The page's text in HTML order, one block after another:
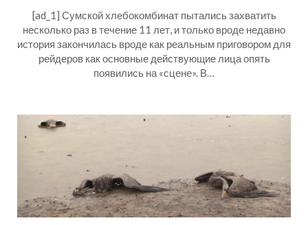
[ad_1] Сумской хлебокомбинат пытались захватить
несколько раз в течение 11 лет, и только вроде недавно
история закончилась вроде как реальным приговором для
рейдеров как основные действующие лица опять
появились на «сцене». В…